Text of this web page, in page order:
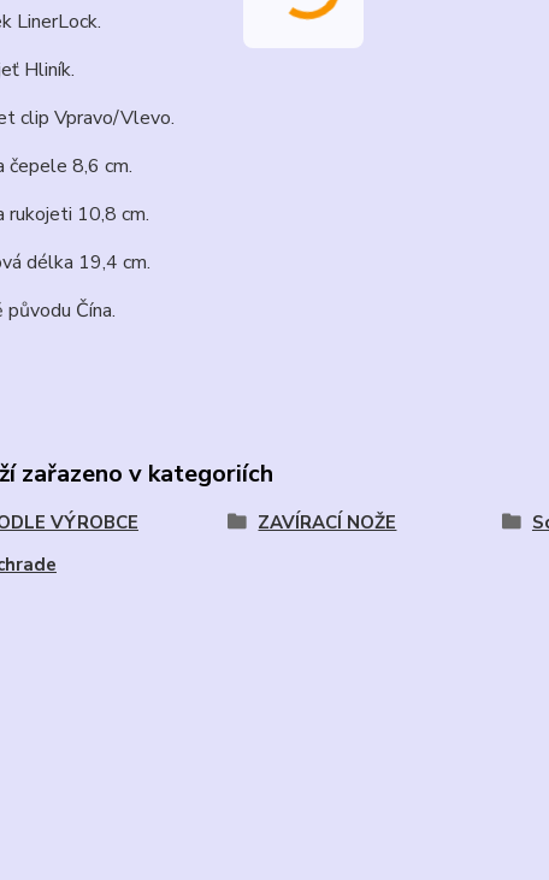
LinerLock.
Hliník.
clip Vpravo/Vlevo.
čepele 8,6 cm.
rukojeti 10,8 cm.
délka 19,4 cm.
původu Čína.
zařazeno v kategoriích
VÝROBCE ZAVÍRACÍ NOŽE